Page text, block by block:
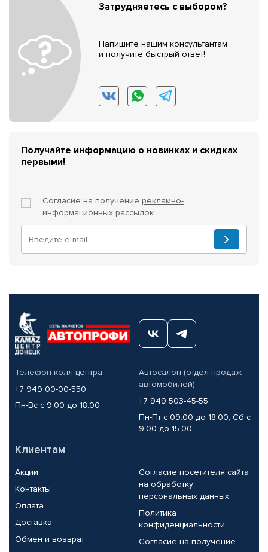
Затрудняетесь с выбором?
Напишите нашим консультантам
и получите быстрый ответ!
Получайте информацию о новинках и скидках
первыми!
Согласие на получение рекламно-
информационных рассылок
Телефон колл-центра
+7 949 00-00-550
Пн-Вс с 9.00 до 18.00
Автосалон (отдел продаж
автомобилей)
+7 949 503-45-55
Пн-Пт с 09.00 до 18.00, Сб с
9.00 до 15.00
Клиентам
Акции
Контакты
Оплата
Доставка
Обмен и возврат
Согласие посетителя сайта
на обработку
персональных данных
Политика
конфиденциальности
Согласие на получение